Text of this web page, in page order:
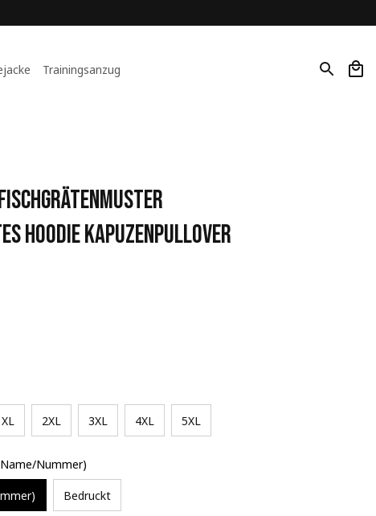
Trainingsanzug
Hoodie Kapuzenpullover
XL 2XL 3XL 4XL 5XL
Nummer)
Bedruckt